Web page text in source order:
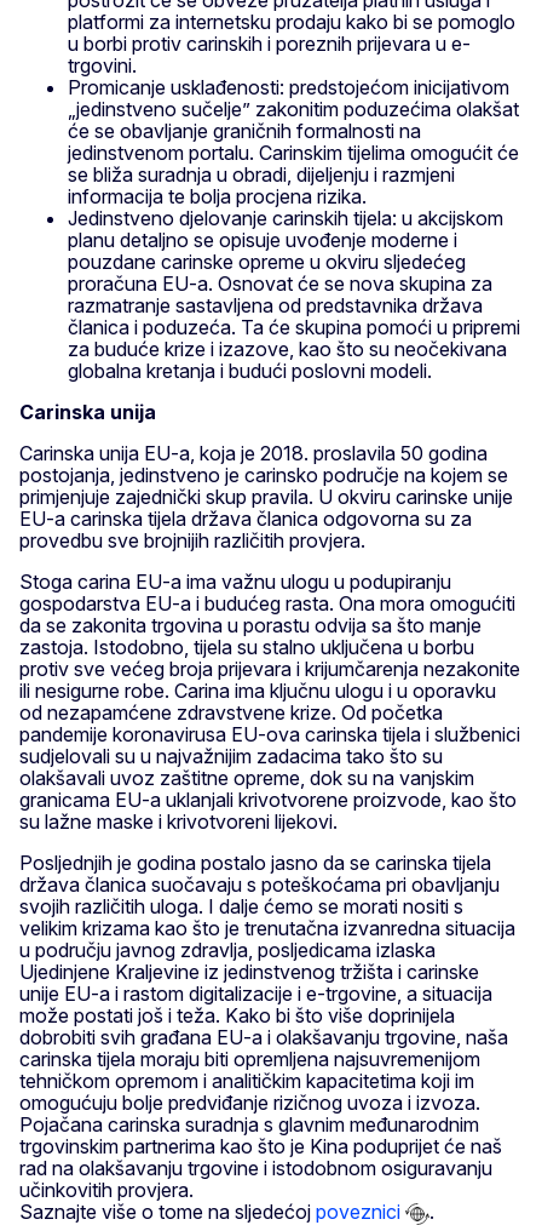
platformi za internetsku prodaju kako bi se pomoglo
u borbi protiv carinskih i poreznih prijevara u e-
trgovini.
Promicanje usklađenosti: predstojećom inicijativom
„jedinstveno sučelje” zakonitim poduzećima olakšat
će se obavljanje graničnih formalnosti na
jedinstvenom portalu. Carinskim tijelima omogućit će
se bliža suradnja u obradi, dijeljenju i razmjeni
informacija te bolja procjena rizika.
Jedinstveno djelovanje carinskih tijela: u akcijskom
planu detaljno se opisuje uvođenje moderne i
pouzdane carinske opreme u okviru sljedećeg
proračuna EU-a. Osnovat će se nova skupina za
razmatranje sastavljena od predstavnika država
članica i poduzeća. Ta će skupina pomoći u pripremi
za buduće krize i izazove, kao što su neočekivana
globalna kretanja i budući poslovni modeli.
Carinska unija
Carinska unija EU-a, koja je 2018. proslavila 50 godina
postojanja, jedinstveno je carinsko područje na kojem se
primjenjuje zajednički skup pravila. U okviru carinske unije
EU-a carinska tijela država članica odgovorna su za
provedbu sve brojnijih različitih provjera.
Stoga carina EU-a ima važnu ulogu u podupiranju
gospodarstva EU-a i budućeg rasta. Ona mora omogućiti
da se zakonita trgovina u porastu odvija sa što manje
zastoja. Istodobno, tijela su stalno uključena u borbu
protiv sve većeg broja prijevara i krijumčarenja nezakonite
ili nesigurne robe. Carina ima ključnu ulogu i u oporavku
od nezapamćene zdravstvene krize. Od početka
pandemije koronavirusa EU-ova carinska tijela i službenici
sudjelovali su u najvažnijim zadacima tako što su
olakšavali uvoz zaštitne opreme, dok su na vanjskim
granicama EU-a uklanjali krivotvorene proizvode, kao što
su lažne maske i krivotvoreni lijekovi.
Posljednjih je godina postalo jasno da se carinska tijela
država članica suočavaju s poteškoćama pri obavljanju
svojih različitih uloga. I dalje ćemo se morati nositi s
velikim krizama kao što je trenutačna izvanredna situacija
u području javnog zdravlja, posljedicama izlaska
Ujedinjene Kraljevine iz jedinstvenog tržišta i carinske
unije EU-a i rastom digitalizacije i e-trgovine, a situacija
može postati još i teža. Kako bi što više doprinijela
dobrobiti svih građana EU-a i olakšavanju trgovine, naša
carinska tijela moraju biti opremljena najsuvremenijom
tehničkom opremom i analitičkim kapacitetima koji im
omogućuju bolje predviđanje rizičnog uvoza i izvoza.
Pojačana carinska suradnja s glavnim međunarodnim
trgovinskim partnerima kao što je Kina poduprijet će naš
rad na olakšavanju trgovine i istodobnom osiguravanju
učinkovitih provjera.
Saznajte više o tome na sljedećoj poveznici
.